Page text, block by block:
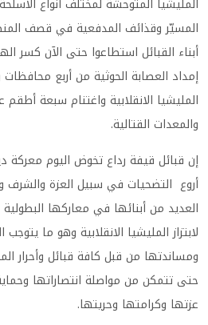
المسيّر وقذائف المدفعية في قصف
أبناء القبائل استطاعوا حتى الآن كسر
إمداد العصابة الحوثية من أربع
المليشيا الانقلابية واغتنام سبعة
والمعدات القتالية.
إن قبائل قيفة رداع تخوض اليوم معركة
أروع التضحيات في سبيل العزة والشرف
العديد من أبنائها في معاركها
لابتزاز المليشيا الانقلابية وهو ما
ومساندتها من قبل كافة قبائل وأحرار
حتى تتمكن من مواصلة انتصاراتها
عزتها وكرامتها وحريتها.